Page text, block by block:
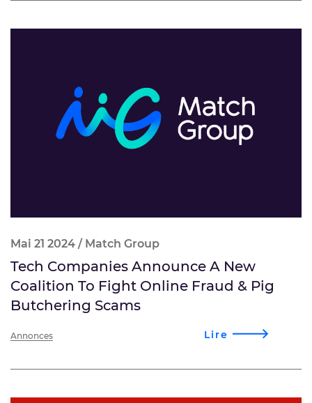
Mai 21 2024 / Match Group
Tech Companies Announce A New
Coalition To Fight Online Fraud & Pig
Butchering Scams
Annonces Lire